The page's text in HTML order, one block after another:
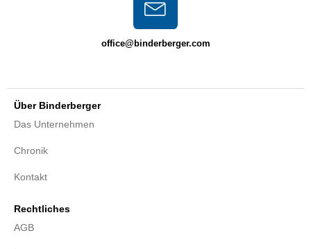
office@binderberger.com
Über Binderberger
Das Unternehmen
Chronik
Kontakt
Rechtliches
AGB